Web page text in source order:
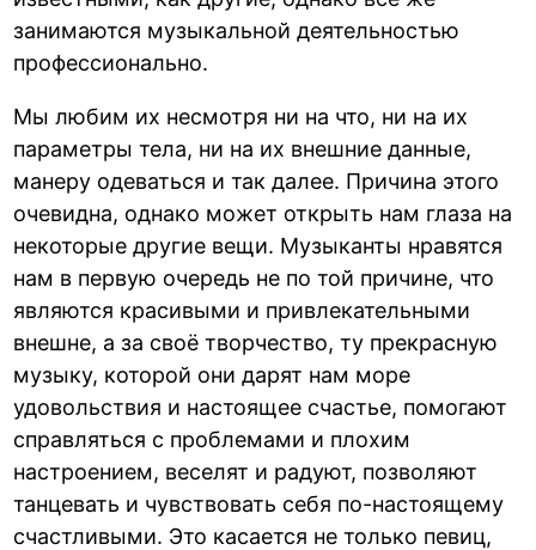
занимаются музыкальной деятельностью
профессионально.
Мы любим их несмотря ни на что, ни на их
параметры тела, ни на их внешние данные,
манеру одеваться и так далее. Причина этого
очевидна, однако может открыть нам глаза на
некоторые другие вещи. Музыканты нравятся
нам в первую очередь не по той причине, что
являются красивыми и привлекательными
внешне, а за своё творчество, ту прекрасную
музыку, которой они дарят нам море
удовольствия и настоящее счастье, помогают
справляться с проблемами и плохим
настроением, веселят и радуют, позволяют
танцевать и чувствовать себя по-настоящему
счастливыми. Это касается не только певиц,